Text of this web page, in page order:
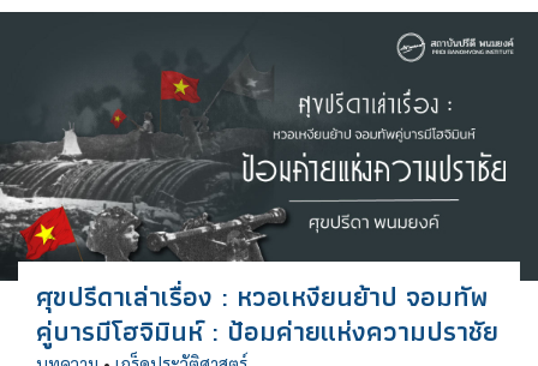
ศุขปรีดาเล่าเรื่อง : หวอเหงียนย้าป จอมทัพ
คู่บารมีโฮจิมินห์ : ป้อมค่ายแห่งความปราชัย